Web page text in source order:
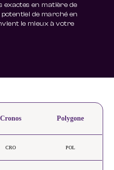
exactes en matière de
de marché en
le mieux à votre
Cronos Polygone
CRO POL